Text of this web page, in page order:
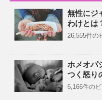
無性にジ
わけとは
26,555件の
ホメオパ
つく怒り
6,166件の